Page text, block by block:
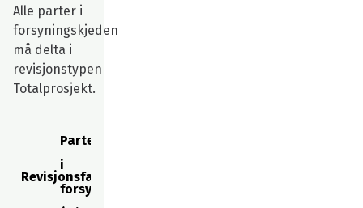
Alle parter i
forsyningskjeden
må delta i
revisjonstypen
Totalprosjekt.
Revisjonsfase
Parter
i
forsyningskjeden